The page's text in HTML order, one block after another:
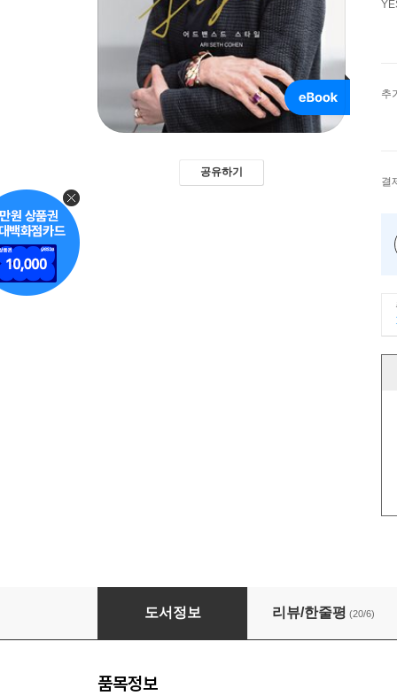
공유하기
추
결
Advanced Style 어드밴스드 스타일
도서정보 리뷰/한줄평 (20/6)
품목정보